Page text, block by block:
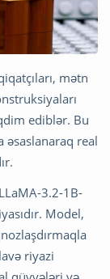
mətn
ediblər. Bu
əsaslanaraq real
3.2-1B-
Model,
riyazi